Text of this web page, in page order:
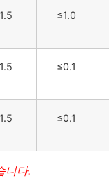
≤1.0
≤0.1
≤0.1
니다.